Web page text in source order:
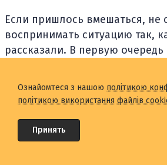
Если пришлось вмешаться, не
воспринимать ситуацию так,
рассказали. В первую
основе этого принимать
могут развиваться события.
Большинство сотрудников
выслушали, поэтому
Ознайомтеся з нашою політикою
політикою використання файлів
Принять